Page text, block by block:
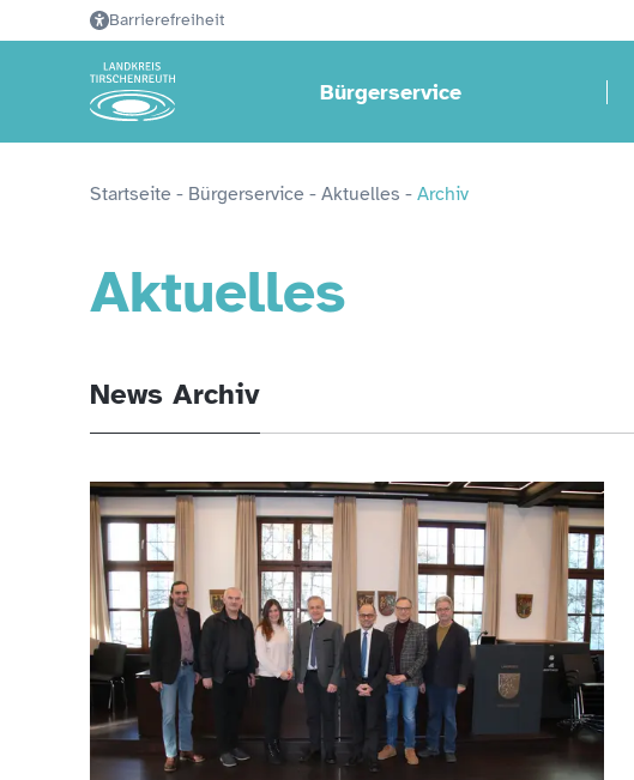
Barrierefreiheit
Bürgerservice
Startseite - Bürgerservice - Aktuelles - Archiv
Aktuelles
News Archiv